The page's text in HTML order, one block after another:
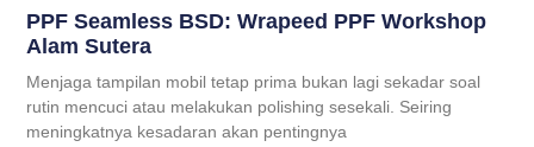
PPF Seamless BSD: Wrapeed PPF Workshop
Alam Sutera
Menjaga tampilan mobil tetap prima bukan lagi sekadar soal
rutin mencuci atau melakukan polishing sesekali. Seiring
meningkatnya kesadaran akan pentingnya